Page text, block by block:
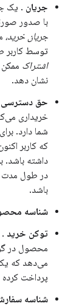
جریان . یک
با صدور
جریان خرید،
توسط
اشتراک
نشان دهد.
حق دسترسی
خریداری
شما دارد.
که کاربر
داشته باشد.
در طول مدت
باشد.
شناسه
توکن خرید
محصول در
می‌دهد که
پرداخت
شناسه